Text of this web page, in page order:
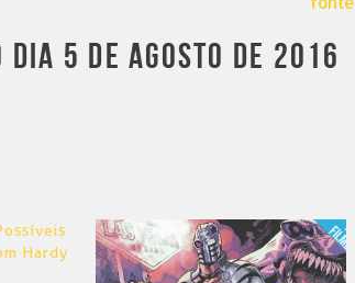
DIA 5 DE AGOSTO DE 2016
Hardy